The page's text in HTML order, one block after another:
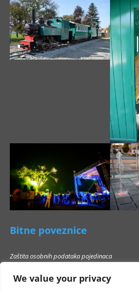
We value your privacy
Bitne poveznice
Zaštita osobnih podataka pojedinaca
Popis poslovnih subjekata s kojima Grad Beli